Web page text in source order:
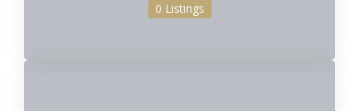
0 Listings